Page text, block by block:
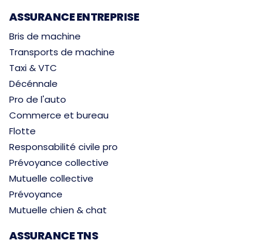
ASSURANCE ENTREPRISE
Bris de machine
Transports de machine
Taxi & VTC
Décénnale
Pro de l'auto
Commerce et bureau
Flotte
Responsabilité civile pro
Prévoyance collective
Mutuelle collective
Prévoyance
Mutuelle chien & chat
ASSURANCE TNS